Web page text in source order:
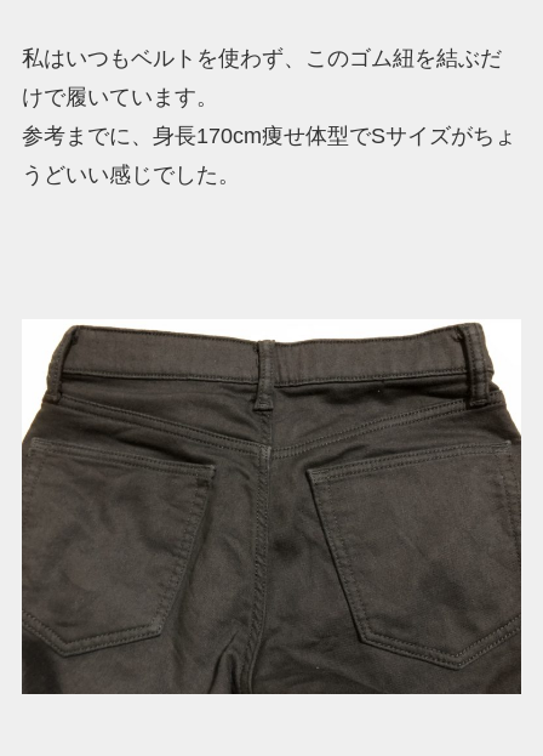
私はいつもベルトを使わず、このゴム紐を結ぶだ
けで履いています。
参考までに、身長170cm痩せ体型でSサイズがちょ
うどいい感じでした。